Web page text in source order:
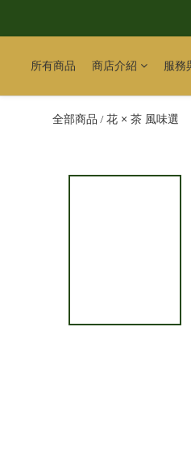
所有商品 商店介紹 服務
全部商品/花 × 茶 風味選